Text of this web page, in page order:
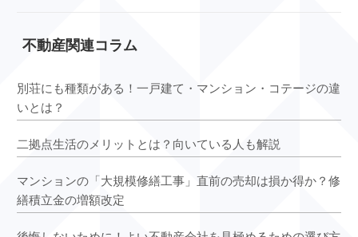
不動産関連コラム
別荘にも種類がある！一戸建て・マンション・コテージの違
いとは？
二拠点生活のメリットとは？向いている人も解説
マンションの「大規模修繕工事」直前の売却は損か得か？修
繕積立金の増額改定